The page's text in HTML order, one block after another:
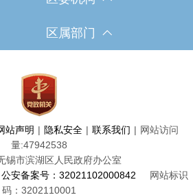
区属部门
站声明 | 隐私安全 | 联系我们 | 网站访问
量:47942538
锡市滨湖区人民政府办公室
公安备案号：32021102000842
网站标识
码：3202110001